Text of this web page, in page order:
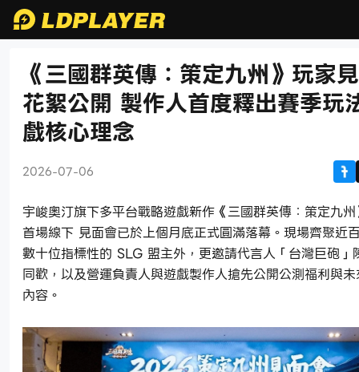
《三國群英傳：策定九州》玩家
花絮公開 製作人首度釋出賽季玩
戲核心理念
2026-07-06
宇峻奧汀旗下多平台戰略遊戲新作《三國群英傳：策定九
首場線下 見面會已於上個月底正式圓滿落幕。現場齊聚近
數十位指標性的 SLG 盟主外，更邀請代言人「台灣巨砲」
同歡，以及營運負責人與遊戲製作人搶先公開公測福利與
內容。